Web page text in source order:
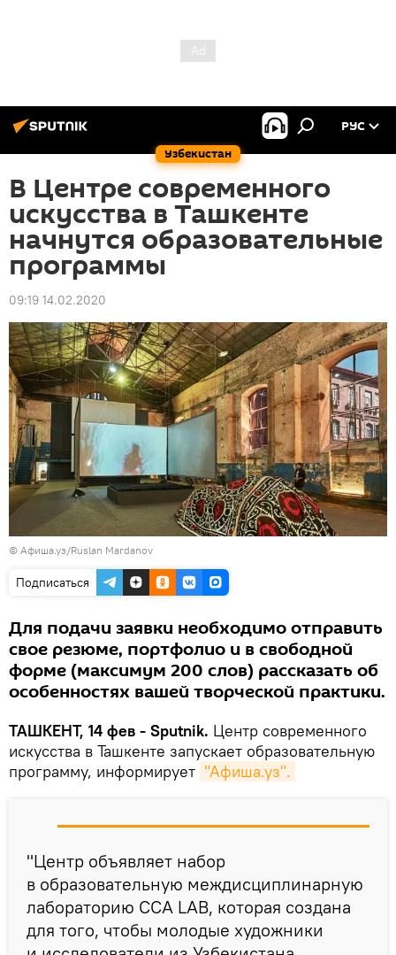
Узбекистан
РУС
В Центре современного
искусства в Ташкенте
начнутся образовательные
программы
09:19 14.02.2020
© Афиша.уз/Ruslan Mardanov
Подписаться
Для подачи заявки необходимо отправить
свое резюме, портфолио и в свободной
форме (максимум 200 слов) рассказать об
особенностях вашей творческой практики.
ТАШКЕНТ, 14 фев - Sputnik. Центр современного
искусства в Ташкенте запускает образовательную
программу, информирует "Афиша.уз".
"Центр объявляет набор
в образовательную междисциплинарную
лабораторию CCA LAB, которая создана
для того, чтобы молодые художники